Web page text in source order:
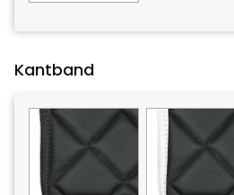
Kantband